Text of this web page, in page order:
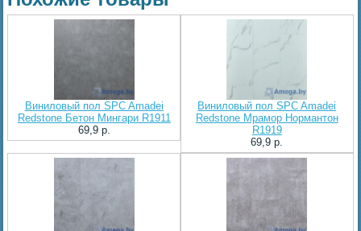
Виниловый пол SPC Amadei
Redstone Бетон Мингари R1911
69,9 p.
Виниловый пол SPC Amadei
Redstone Мрамор Нормантон
R1919
69,9 p.